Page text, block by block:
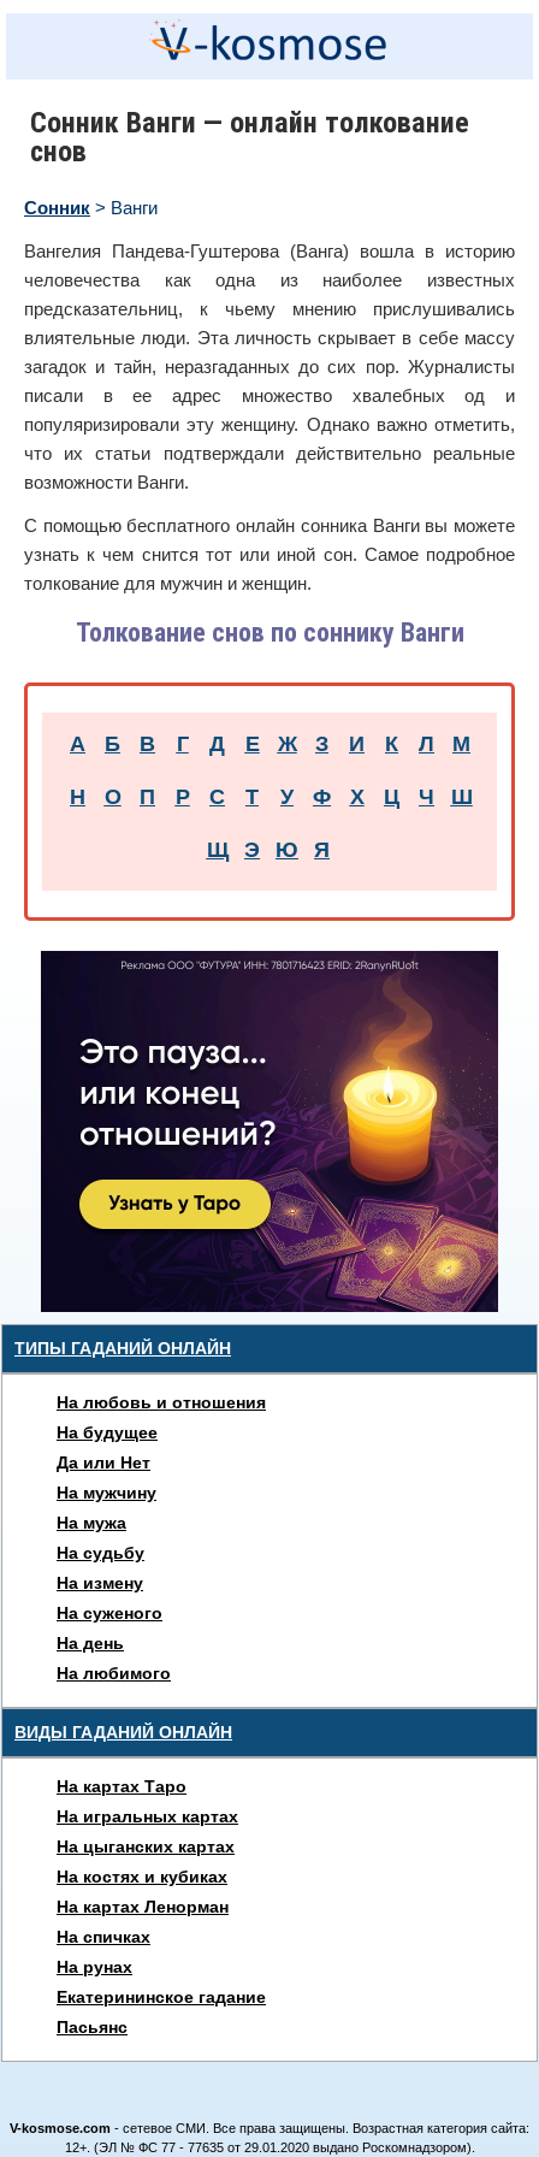
Сонник Ванги — онлайн толкование
снов
Сонник > Ванги
Вангелия Пандева-Гуштерова (Ванга) вошла в историю
человечества как одна из наиболее известных
предсказательниц, к чьему мнению прислушивались
влиятельные люди. Эта личность скрывает в себе массу
загадок и тайн, неразгаданных до сих пор. Журналисты
писали в ее адрес множество хвалебных од и
популяризировали эту женщину. Однако важно отметить,
что их статьи подтверждали действительно реальные
возможности Ванги.
С помощью бесплатного онлайн сонника Ванги вы можете
узнать к чем снится тот или иной сон. Самое подробное
толкование для мужчин и женщин.
Толкование снов по соннику Ванги
А Б В Г Д Е Ж З И К Л М
Н О П Р С Т У Ф Х Ц Ч Ш
Щ Э Ю Я
ТИПЫ ГАДАНИЙ ОНЛАЙН
На любовь и отношения
На будущее
Да или Нет
На мужчину
На мужа
На судьбу
На измену
На суженого
На день
На любимого
ВИДЫ ГАДАНИЙ ОНЛАЙН
На картах Таро
На игральных картах
На цыганских картах
На костях и кубиках
На картах Ленорман
На спичках
На рунах
Екатерининское гадание
Пасьянс
V-kosmose.com - сетевое СМИ. Все права защищены. Возрастная категория сайта:
12+. (ЭЛ № ФС 77 - 77635 от 29.01.2020 выдано Роскомнадзором).